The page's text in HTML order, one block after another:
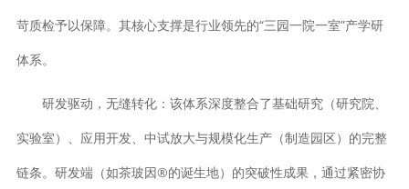
苛质检予以保障。其核心支撑是行业领先的“三园一院一室”产学研
体系。
研发驱动，无缝转化：该体系深度整合了基础研究（研究院、
实验室）、应用开发、中试放大与规模化生产（制造园区）的完整
链条。研发端（如茶玻因®的诞生地）的突破性成果，通过紧密协